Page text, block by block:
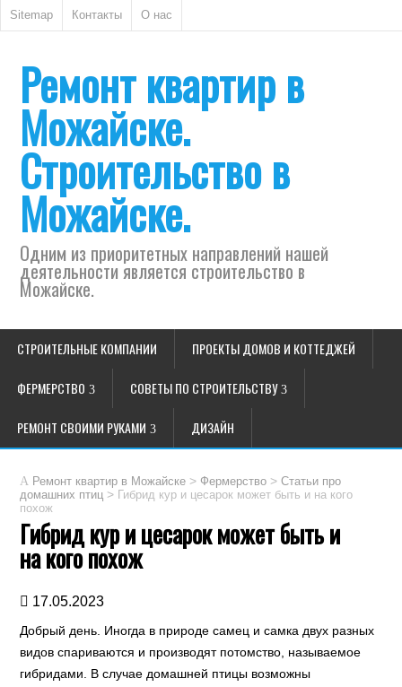
Sitemap Контакты О нас
Ремонт квартир в
Можайске.
Строительство в
Можайске.
Одним из приоритетных направлений нашей
деятельности является строительство в
Можайске.
СТРОИТЕЛЬНЫЕ КОМПАНИИ ПРОЕКТЫ ДОМОВ И КОТТЕДЖЕЙ
ФЕРМЕРСТВО СОВЕТЫ ПО СТРОИТЕЛЬСТВУ
РЕМОНТ СВОИМИ РУКАМИ ДИЗАЙН
Ремонт квартир в Можайске > Фермерство >Статьи про
домашних птиц > Гибрид кур и цесарок может быть и на кого
похож
Гибрид кур и цесарок может быть и
на кого похож
17.05.2023
Добрый день. Иногда в природе самец и самка двух разных
видов спариваются и производят потомство, называемое
гибридами. В случае домашней птицы возможны